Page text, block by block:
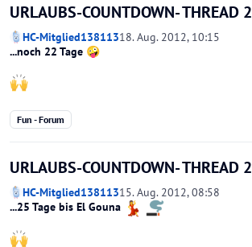
URLAUBS-COUNTDOWN- THREAD 2
HC-Mitglied13811318. Aug. 2012, 10:15
...noch 22 Tage 🤪
Fun - Forum
URLAUBS-COUNTDOWN- THREAD 2
HC-Mitglied13811315. Aug. 2012, 08:58
...25 Tage bis El Gouna